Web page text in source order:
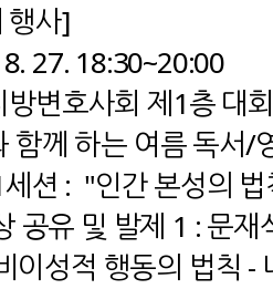
행사]
27. 18:30~20:00
변호사회 제1층 대
께 하는 여름 독서/
션 : "인간 본성의 법
및 발제 1 : 문재
행동의 법칙 - 나